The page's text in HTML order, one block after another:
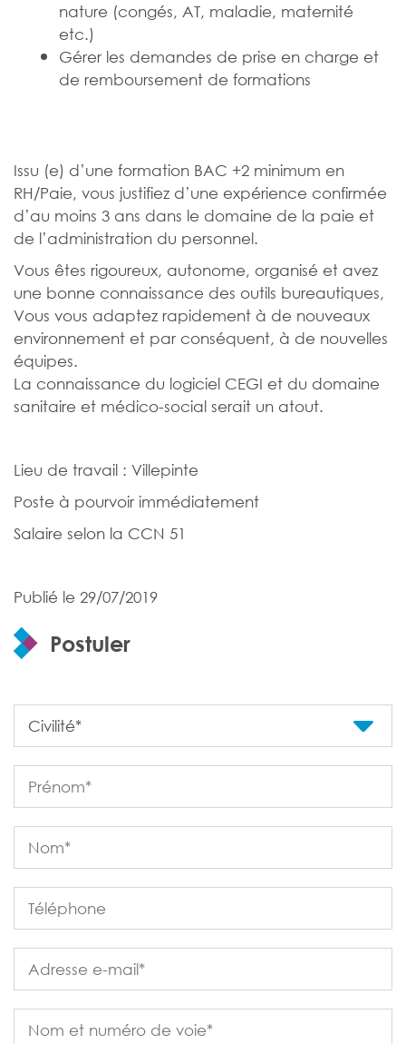
nature (congés, AT, maladie, maternité
etc.)
Gérer les demandes de prise en charge et
de remboursement de formations
Issu (e) d’une formation BAC +2 minimum en
RH/Paie, vous justifiez d’une expérience confirmée
d’au moins 3 ans dans le domaine de la paie et
de l’administration du personnel.
Vous êtes rigoureux, autonome, organisé et avez
une bonne connaissance des outils bureautiques,
Vous vous adaptez rapidement à de nouveaux
environnement et par conséquent, à de nouvelles
équipes.
La connaissance du logiciel CEGI et du domaine
sanitaire et médico-social serait un atout.
Lieu de travail : Villepinte
Poste à pourvoir immédiatement
Salaire selon la CCN 51
Publié le 29/07/2019
Postuler
Formulaire à compléter pour postuler
Civilité*